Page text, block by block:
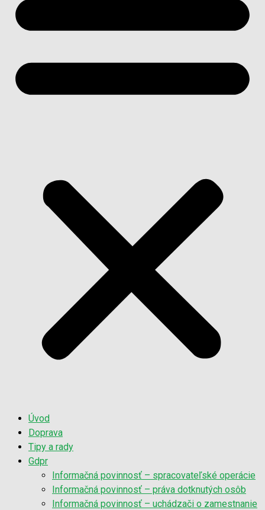
Úvod
Doprava
Tipy a rady
Gdpr
Informačná povinnosť – spracovateľské operácie
Informačná povinnosť – práva dotknutých osôb
Informačná povinnosť – uchádzači o zamestnanie